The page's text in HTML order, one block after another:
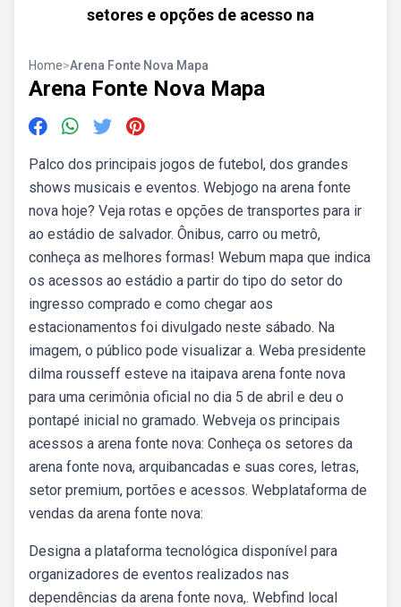
setores e opções de acesso na
Home>Arena Fonte Nova Mapa
Arena Fonte Nova Mapa
Palco dos principais jogos de futebol, dos grandes
shows musicais e eventos. Webjogo na arena fonte
nova hoje? Veja rotas e opções de transportes para ir
ao estádio de salvador. Ônibus, carro ou metrô,
conheça as melhores formas! Webum mapa que indica
os acessos ao estádio a partir do tipo do setor do
ingresso comprado e como chegar aos
estacionamentos foi divulgado neste sábado. Na
imagem, o público pode visualizar a. Weba presidente
dilma rousseff esteve na itaipava arena fonte nova
para uma cerimônia oficial no dia 5 de abril e deu o
pontapé inicial no gramado. Webveja os principais
acessos a arena fonte nova: Conheça os setores da
arena fonte nova, arquibancadas e suas cores, letras,
setor premium, portões e acessos. Webplataforma de
vendas da arena fonte nova:
Designa a plataforma tecnológica disponível para
organizadores de eventos realizados nas
dependências da arena fonte nova,. Webfind local